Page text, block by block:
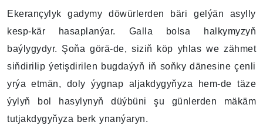
Ekerançylyk gadymy döwürlerden bäri gelýän asylly
kesp-kär hasaplanýar. Galla bolsa halkymyzyň
baýlygydyr. Şoňa görä-de, siziň köp yhlas we zähmet
siňdirilip ýetişdirilen bugdaýyň iň soňky dänesine çenli
yrýa etmän, doly ýygnap aljakdygyňyza hem-de täze
ýylyň bol hasylynyň düýbüni şu günlerden mäkäm
tutjakdygyňyza berk ynanýaryn.